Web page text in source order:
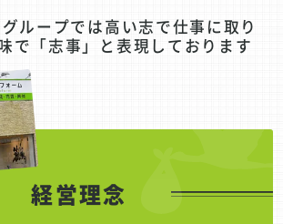
ループでは高い志で仕事に取り
で「志事」と表現しております
経営理念